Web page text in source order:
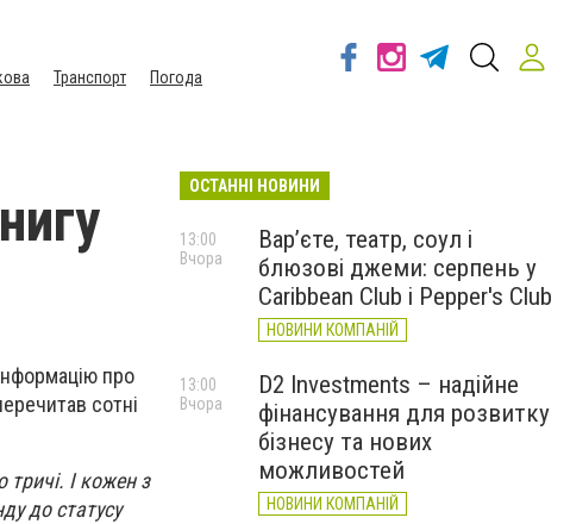
Транспорт Погода
про
сотні
тричі. І кожен з
до статусу
ОСТАННІ НОВИНИ
Вар’єте, театр, соул і
блюзові джеми: серпень у
Caribbean Club і Pepper's Club
НОВИНИ КОМПАНІЙ
13:00
Вчора
D2 Investments – надійне
фінансування для розвитку
бізнесу та нових
можливостей
НОВИНИ КОМПАНІЙ
13:00
Вчора